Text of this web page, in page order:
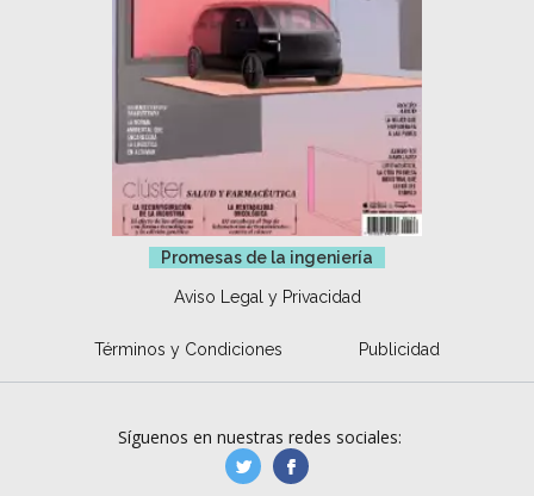
Promesas de la ingeniería
Aviso Legal y Privacidad
Términos y Condiciones Publicidad
Síguenos en nuestras redes sociales:
manufacturaGE